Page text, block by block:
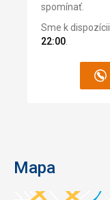
spomínať.
Sme k dispozícii
22:00.
Mapa